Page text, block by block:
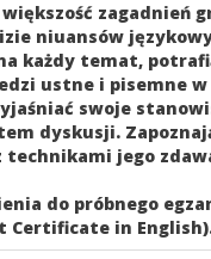
zagadnień
niuansów
każdy temat,
ustne i pisemne
swoje
dyskusji.
technikami jego
do próbnego
Certificate in